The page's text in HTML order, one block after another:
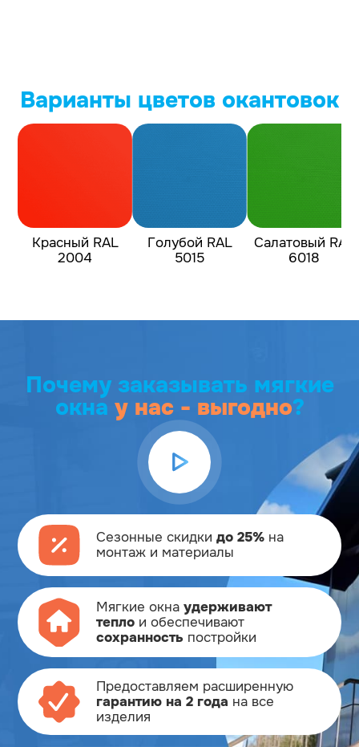
Варианты цветов окантовок
Красный RAL
2004
Голубой RAL
5015
Салатовый RAL
6018
Почему заказывать мягкие
окна у нас - выгодно?
Сезонные скидки до 25% на
монтаж и материалы
Мягкие окна удерживают
теплои обеспечивают
сохранность постройки
Предоставляем расширенную
гарантию на 2 года на все
изделия